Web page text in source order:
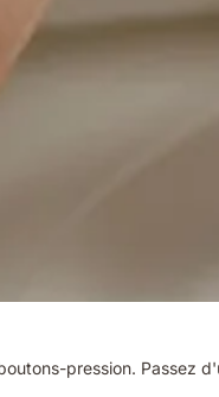
pression. Passez